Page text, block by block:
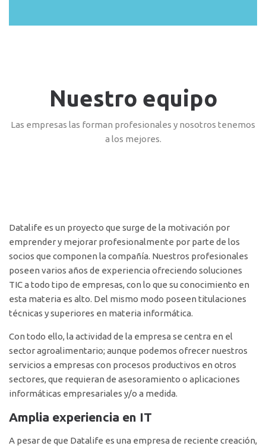
Nuestro equipo
Las empresas las forman profesionales y nosotros tenemos
a los mejores.
Datalife es un proyecto que surge de la motivación por
emprender y mejorar profesionalmente por parte de los
socios que componen la compañía. Nuestros profesionales
poseen varios años de experiencia ofreciendo soluciones
TIC a todo tipo de empresas, con lo que su conocimiento en
esta materia es alto. Del mismo modo poseen titulaciones
técnicas y superiores en materia informática.
Con todo ello, la actividad de la empresa se centra en el
sector agroalimentario; aunque podemos ofrecer nuestros
servicios a empresas con procesos productivos en otros
sectores, que requieran de asesoramiento o aplicaciones
informáticas empresariales y/o a medida.
Amplia experiencia en IT
A pesar de que Datalife es una empresa de reciente creación,